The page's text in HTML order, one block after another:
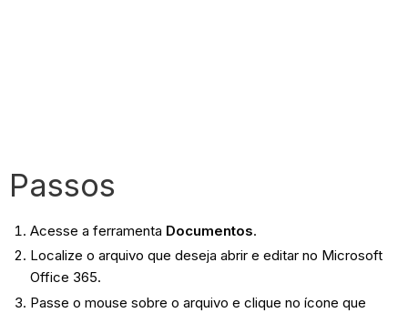
Passos
Acesse a ferramenta Documentos.
Localize o arquivo que deseja abrir e editar no Microsoft
Office 365.
Passe o mouse sobre o arquivo e clique no ícone que